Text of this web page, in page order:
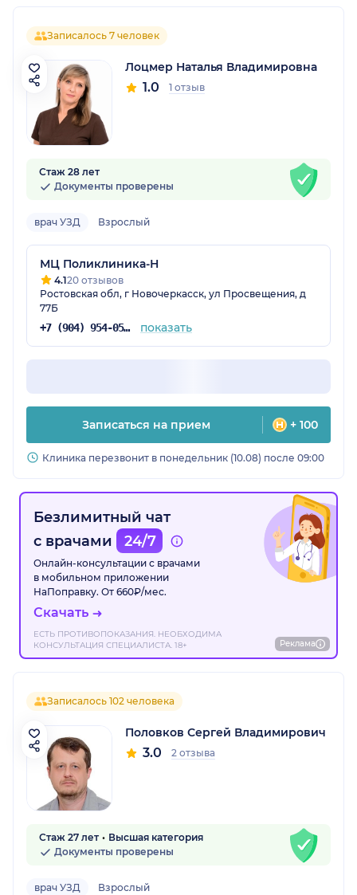
Записалось 7 человек
Лоцмер Наталья Владимировна
1.0 1 отзыв
Стаж 28 лет
Документы проверены
врач УЗД Взрослый
МЦ Поликлиника-Н
4.120 отзывов
Ростовская обл, г Новочеркасск, ул Просвещения, д
77Б
+7 (904) 954-05-34 показать
Записаться на прием + 100
Клиника перезвонит в понедельник (10.08) после 09:00
Безлимитный чат
с врачами
24/7
Онлайн-консультации с врачами
в мобильном приложении
НаПоправку. От 660₽/мес.
Скачать
ЕСТЬ ПРОТИВОПОКАЗАНИЯ. НЕОБХОДИМА
КОНСУЛЬТАЦИЯ СПЕЦИАЛИСТА. 18+
Реклама
Записалось 102 человека
Половков Сергей Владимирович
3.0 2 отзыва
Стаж 27 лет
Высшая категория
Документы проверены
врач УЗД Взрослый